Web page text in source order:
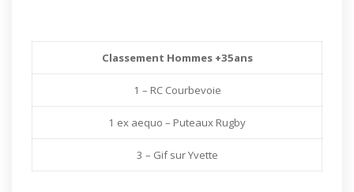
Classement Hommes +35ans
1 – RC Courbevoie
1 ex aequo – Puteaux Rugby
3 – Gif sur Yvette